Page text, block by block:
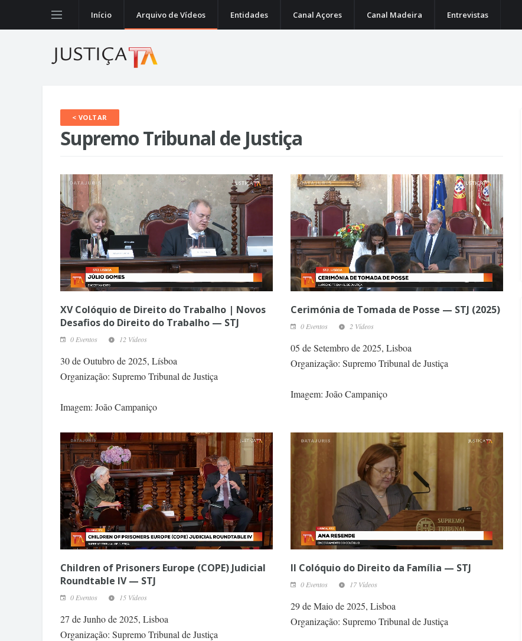
Início Arquivo de Vídeos Entidades Canal Açores Canal Madeira Entrevistas
< VOLTAR
Supremo Tribunal de Justiça
XV Colóquio de Direito do Trabalho | Novos
Desafios do Direito do Trabalho — STJ
0 Eventos 12 Vídeos
30 de Outubro de 2025, Lísboa
Organização: Supremo Tribunal de Justiça
Imagem: João Campaniço
Cerimónia de Tomada de Posse — STJ (2025)
0 Eventos 2 Vídeos
05 de Setembro de 2025, Lisboa
Organização: Supremo Tribunal de Justiça
Imagem: João Campaniço
Children of Prisoners Europe (COPE) Judicial
Roundtable IV — STJ
0 Eventos 15 Vídeos
27 de Junho de 2025, Lisboa
Organização: Supremo Tribunal de Justiça
II Colóquio do Direito da Família — STJ
0 Eventos 17 Vídeos
29 de Maio de 2025, Lisboa
Organização: Supremo Tribunal de Justiça